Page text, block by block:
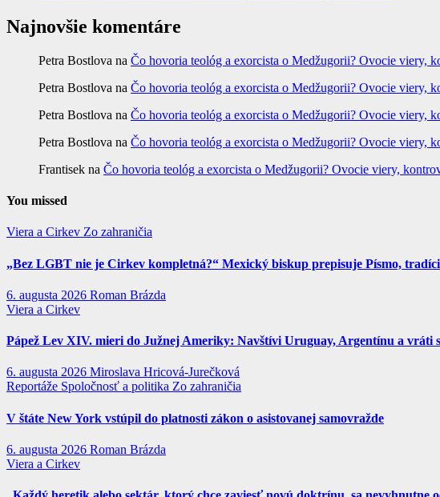
Najnovšie komentáre
Petra Bostlova na Čo hovoria teológ a exorcista o Medžugorii? Ovocie viery,
Petra Bostlova na Čo hovoria teológ a exorcista o Medžugorii? Ovocie viery,
Petra Bostlova na Čo hovoria teológ a exorcista o Medžugorii? Ovocie viery,
Petra Bostlova na Čo hovoria teológ a exorcista o Medžugorii? Ovocie viery,
Frantisek na Čo hovoria teológ a exorcista o Medžugorii? Ovocie viery,
You missed
Viera a Cirkev Zo zahraničia
„Bez LGBT nie je Cirkev kompletná?“ Mexický biskup prepisuje Písmo,
6. augusta 2026 Roman Brázda
Viera a Cirkev
Pápež Lev XIV. mieri do Južnej Ameriky: Navštívi Uruguay, Argentínu a vráti
6. augusta 2026 Miroslava Hricová-Jurečková
Reportáže Spoločnosť a politika Zo zahraničia
V štáte New York vstúpil do platnosti zákon o asistovanej samovražde
6. augusta 2026 Roman Brázda
Viera a Cirkev